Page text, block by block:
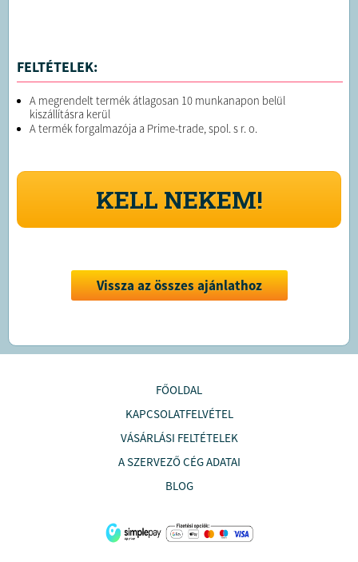
FELTÉTELEK:
A megrendelt termék átlagosan 10 munkanapon belül
kiszállításra kerül
A termék forgalmazója a Prime-trade, spol. s r. o.
KELL NEKEM!
Vissza az összes ajánlathoz
FŐOLDAL
KAPCSOLATFELVÉTEL
VÁSÁRLÁSI FELTÉTELEK
A SZERVEZŐ CÉG ADATAI
BLOG